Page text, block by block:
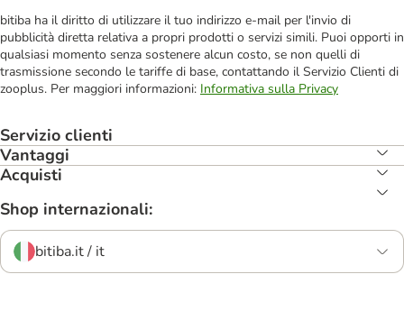
bitiba ha il diritto di utilizzare il tuo indirizzo e-mail per l'invio di
pubblicità diretta relativa a propri prodotti o servizi simili. Puoi opporti in
qualsiasi momento senza sostenere alcun costo, se non quelli di
trasmissione secondo le tariffe di base, contattando il Servizio Clienti di
zooplus. Per maggiori informazioni: Informativa sulla Privacy
Servizio clienti
Vantaggi
Acquisti
Shop internazionali:
bitiba.it / it